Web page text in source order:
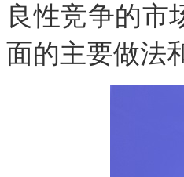
良性竞争的市
面的主要做法